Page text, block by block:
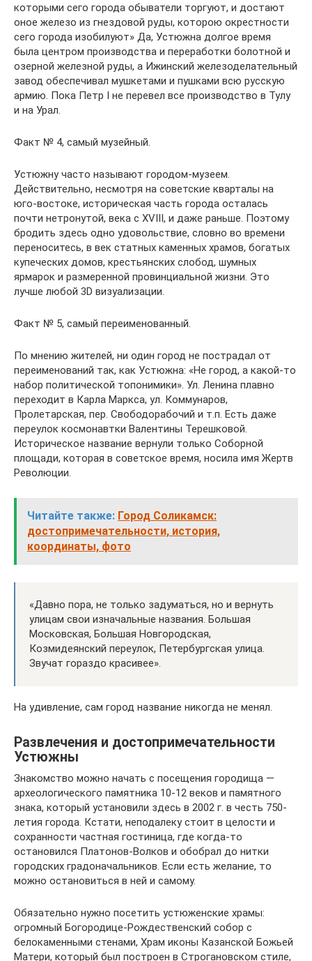
которыми сего города обыватели торгуют, и достают
оное железо из гнездовой руды, которою окрестности
сего города изобилуют» Да, Устюжна долгое время
была центром производства и переработки болотной и
озерной железной руды, а Ижинский железоделательный
завод обеспечивал мушкетами и пушками всю русскую
армию. Пока Петр I не перевел все производство в Тулу
и на Урал.
Факт № 4, самый музейный.
Устюжну часто называют городом-музеем.
Действительно, несмотря на советские кварталы на
юго-востоке, историческая часть города осталась
почти нетронутой, века с XVIII, и даже раньше. Поэтому
бродить здесь одно удовольствие, словно во времени
переноситесь, в век статных каменных храмов, богатых
купеческих домов, крестьянских слобод, шумных
ярмарок и размеренной провинциальной жизни. Это
лучше любой 3D визуализации.
Факт № 5, самый переименованный.
По мнению жителей, ни один город не пострадал от
переименований так, как Устюжна: «Не город, а какой-то
набор политической топонимики». Ул. Ленина плавно
переходит в Карла Маркса, ул. Коммунаров,
Пролетарская, пер. Свободорабочий и т.п. Есть даже
переулок космонавтки Валентины Терешковой.
Историческое название вернули только Соборной
площади, которая в советское время, носила имя Жертв
Революции.
Читайте также: Город Соликамск:
достопримечательности, история,
координаты, фото
«Давно пора, не только задуматься, но и вернуть
улицам свои изначальные названия. Большая
Московская, Большая Новгородская,
Козмидеянский переулок, Петербургская улица.
Звучат гораздо красивее».
На удивление, сам город название никогда не менял.
Развлечения и достопримечательности
Устюжны
Знакомство можно начать с посещения городища —
археологического памятника 10-12 веков и памятного
знака, который установили здесь в 2002 г. в честь 750-
летия города. Кстати, неподалеку стоит в целости и
сохранности частная гостиница, где когда-то
остановился Платонов-Волков и обобрал до нитки
городских градоначальников. Если есть желание, то
можно остановиться в ней и самому.
Обязательно нужно посетить устюженские храмы:
огромный Богородице-Рождественский собор с
белокаменными стенами, Храм иконы Казанской Божьей
Матери, который был построен в Строгановском стиле,